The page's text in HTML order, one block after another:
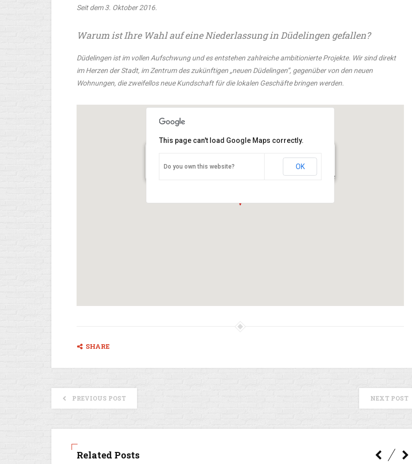
Seit dem 3. Oktober 2016.
Warum ist Ihre Wahl auf eine Niederlassung in Düdelingen gefallen?
Düdelingen ist im vollen Aufschwung und es entstehen zahlreiche ambitionierte Projekte. Wir sind direkt
im Herzen der Stadt, im Zentrum des zukünftigen „neuen Düdelingen”, gegenüber von den neuen
Wohnungen, die zweifellos neue Kundschaft für die lokalen Geschäfte bringen werden.
Mad About Peru
76 av. Grande Duchesse Charlotte Dudelante T. +352 20 40 73 78
This page can't load Google Maps correctly.
Do you own this website? OK
SHARE
PREVIOUS POST NEXT POST
Related Posts